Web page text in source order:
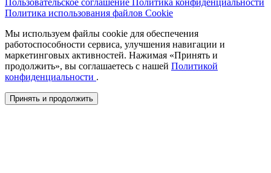
Пользовательское соглашение Политика конфиденциальности
Политика использования файлов Cookie
Мы используем файлы cookie для обеспечения
работоспособности сервиса, улучшения навигации и
маркетинговых активностей. Нажимая «Принять и
продолжить», вы соглашаетесь с нашей Политикой
конфиденциальности .
Принять и продолжить